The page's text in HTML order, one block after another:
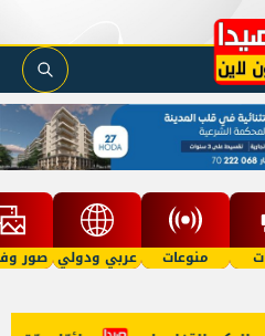
منوعات عربي ودولي صور